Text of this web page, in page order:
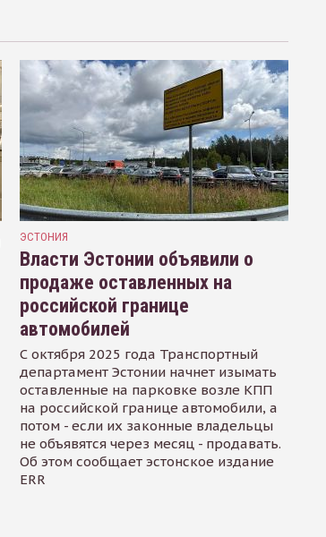
ЭСТОНИЯ
Власти Эстонии объявили о
продаже оставленных на
российской границе
автомобилей
С октября 2025 года Транспортный
департамент Эстонии начнет изымать
оставленные на парковке возле КПП
на российской границе автомобили, а
потом - если их законные владельцы
не объявятся через месяц - продавать.
Об этом сообщает эстонское издание
ERR